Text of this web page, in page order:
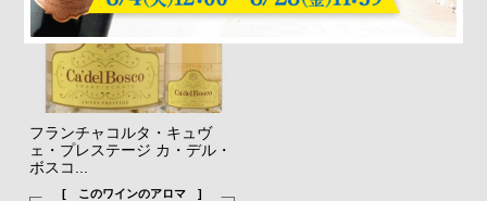
フランチャコルタ・キュヴ
ェ・プレステージ カ・デル・
ボスコ...
[ このワインのアロマ ]